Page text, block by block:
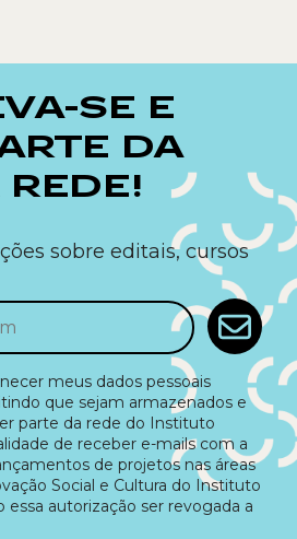
SE E
DA
REDE!
sobre editais, cursos
meus dados pessoais
que sejam armazenados e
parte da rede do Instituto
de receber e-mails com a
de projetos nas áreas
Social e Cultura do Instituto
essa autorização ser revogada a